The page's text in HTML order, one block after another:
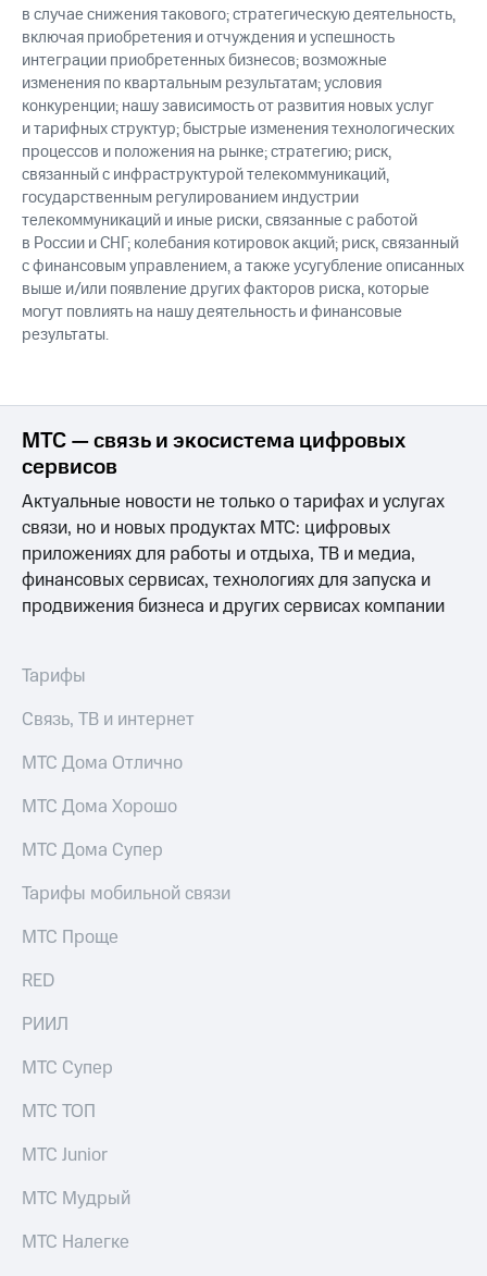
в случае снижения такового; стратегическую деятельность,
включая приобретения и отчуждения и успешность
интеграции приобретенных бизнесов; возможные
изменения по квартальным результатам; условия
конкуренции; нашу зависимость от развития новых услуг
и тарифных структур; быстрые изменения технологических
процессов и положения на рынке; стратегию; риск,
связанный с инфраструктурой телекоммуникаций,
государственным регулированием индустрии
телекоммуникаций и иные риски, связанные с работой
в России и СНГ; колебания котировок акций; риск, связанный
с финансовым управлением, а также усугубление описанных
выше и/или появление других факторов риска, которые
могут повлиять на нашу деятельность и финансовые
результаты.
МТС — связь и экосистема цифровых
сервисов
Актуальные новости не только о тарифах и услугах
связи, но и новых продуктах МТС: цифровых
приложениях для работы и отдыха, ТВ и медиа,
финансовых сервисах, технологиях для запуска и
продвижения бизнеса и других сервисах компании
Тарифы
Связь, ТВ и интернет
МТС Дома Отлично
МТС Дома Хорошо
МТС Дома Супер
Тарифы мобильной связи
МТС Проще
RED
РИИЛ
МТС Супер
МТС ТОП
МТС Junior
МТС Мудрый
МТС Налегке